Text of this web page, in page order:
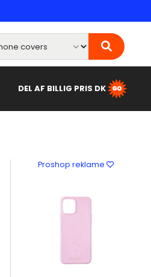
DEL AF BILLIG PRIS DK
Proshop reklame